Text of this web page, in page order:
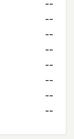
--
--
--
--
--
--
--
--